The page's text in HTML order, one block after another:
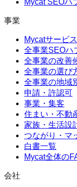
Mycat SEOハ
事業
Mycatサービ
全事業SEOハ
全事業の改善
全事業の選び
全事業の地域
申請・許認可
事業・集客
住まい・不動
家族・生活設
つながり・マ
白書一覧
Mycat全体の
会社